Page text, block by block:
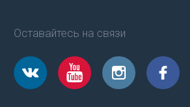
Оставайтесь на связи